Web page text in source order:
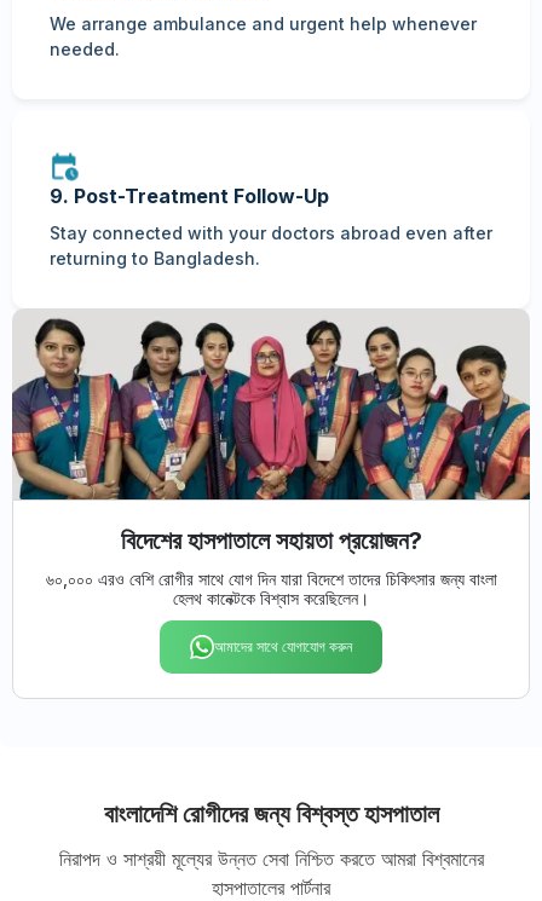
We arrange ambulance and urgent help whenever
needed.
9. Post-Treatment Follow-Up
Stay connected with your doctors abroad even after
returning to Bangladesh.
বিদেশের হাসপাতালে সহায়তা প্রয়োজন?
৬০,০০০ এরও বেশি রোগীর সাথে যোগ দিন যারা বিদেশে তাদের চিকিৎসার জন্য বাংলা
হেলথ কানেক্টকে বিশ্বাস করেছিলেন।
আমাদের সাথে যোগাযোগ করুন
বাংলাদেশি রোগীদের জন্য বিশ্বস্ত হাসপাতাল
নিরাপদ ও সাশ্রয়ী মূল্যের উন্নত সেবা নিশ্চিত করতে আমরা বিশ্বমানের
হাসপাতালের পার্টনার